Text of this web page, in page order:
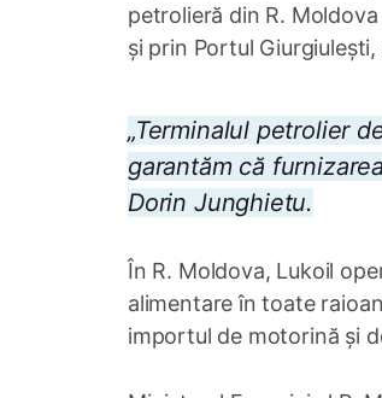
petrolieră din R.
și prin Portul
„Terminalul petrolier
garantăm că
Dorin Junghietu.
În R. Moldova, Lukoil
alimentare în toate
importul de motorină și